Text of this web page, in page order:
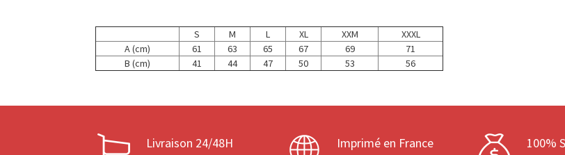
S M L XL XXM
XXXL
A (cm)
61 63 65 67 69
71
B (cm)
41 44 47 50 53 56
Livraison 24/48H Imprimé en France 100%